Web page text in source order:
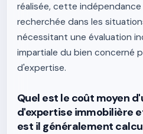
réalisée, cette
recherchée dans les
nécessitant une évaluation
impartiale du bien concerné
d'expertise.
Quel est le coût moyen
d'expertise immobilière
est il généralement